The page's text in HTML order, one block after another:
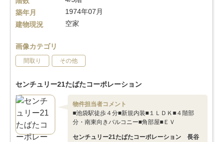
築年月
1974年07月
建物現況
空家
画像カテゴリ
間取り その他
センチュリー21たばたコーポレーション
物件担当者コメント
■池袋駅徒歩４分■新規内装■１ＬＤＫ■４階部
分・南東向きバルコニー■角部屋■ＥＶ
センチュリー21たばたコーポレーション 長谷